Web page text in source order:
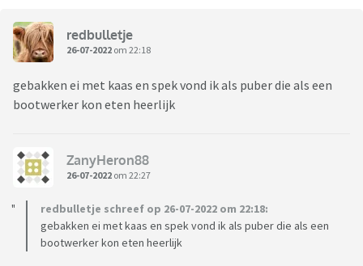
redbulletje
26-07-2022 om 22:18
gebakken ei met kaas en spek vond ik als puber die als een
bootwerker kon eten heerlijk
ZanyHeron88
26-07-2022 om 22:27
redbulletje schreef op 26-07-2022 om 22:18:
gebakken ei met kaas en spek vond ik als puber die als een
bootwerker kon eten heerlijk